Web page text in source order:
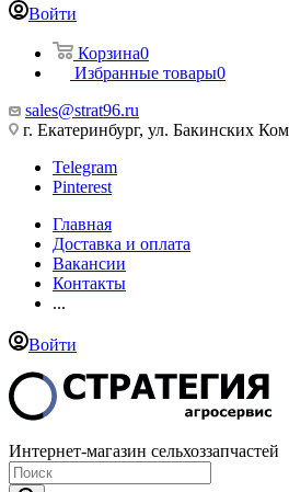
Войти
Корзина0
Избранные товары0
sales@strat96.ru
г. Екатеринбург, ул. Бакинских
Telegram
Pinterest
Главная
Доставка и оплата
Вакансии
Контакты
...
Войти
Интернет-магазин сельхоззапчастей